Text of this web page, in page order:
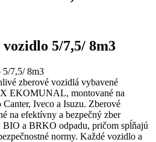
5/7,5/ 8m3
zberové vozidlá vybavené
EKOMUNAL, montované na
Iveco a Isuzu. Zberové
na efektívny a bezpečný zber
BIO a BRKO odpadu, pričom spĺňajú
normy. Každé vozidlo a